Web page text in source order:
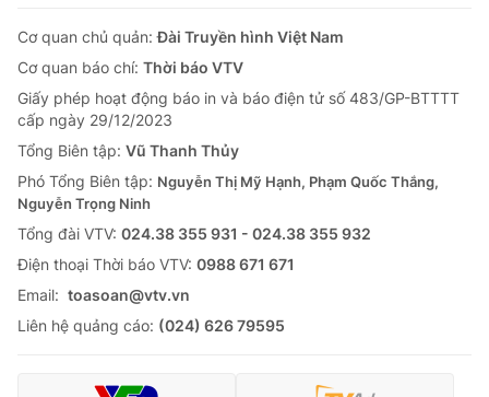
Cơ quan chủ quản:Đài Truyền hình Việt Nam
Cơ quan báo chí: Thời báo VTV
Giấy phép hoạt động báo in và báo điện tử số 483/GP-BTTTT
cấp ngày 29/12/2023
Tổng Biên tập: Vũ Thanh Thủy
Phó Tổng Biên tập: Nguyễn Thị Mỹ Hạnh, Phạm Quốc Thắng,
Nguyễn Trọng Ninh
Tổng đài VTV: 024.38 355 931 - 024.38 355 932
Ðiện thoại Thời báo VTV: 0988 671 671
Email: toasoan@vtv.vn
Liên hệ quảng cáo: (024) 626 79595